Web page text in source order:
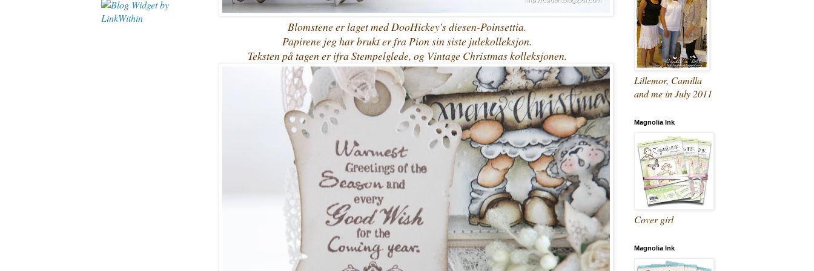
Blomstene er laget med DooHickey's diesen-Poinsettia.
Papirene jeg har brukt er fra Pion sin siste julekolleksjon.
Teksten på tagen er ifra Stempelglede, og Vintage Christmas kolleksjonen.
Lillemor, Camilla
and me in July 2011
Magnolia Ink
Cover girl
Magnolia Ink